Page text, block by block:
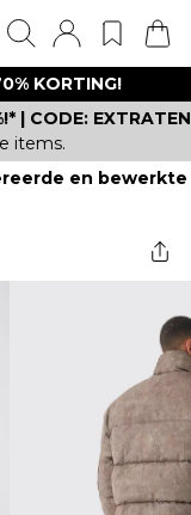
KORTING!
| CODE: EXTRATEN
items.
en bewerkte